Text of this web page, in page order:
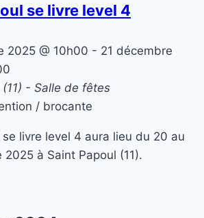
se livre level 4
2025 @ 10h00 - 21 décembre
- Salle de fêtes
/ brocante
se livre level 4 aura lieu du 20 au
2025 à Saint Papoul (11).